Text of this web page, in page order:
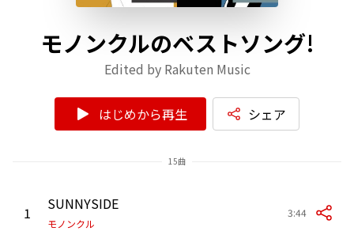
モノンクルのベストソング!
Edited by Rakuten Music
はじめから再生 シェア
15曲
1 SUNNYSIDE
モノンクル
3:44